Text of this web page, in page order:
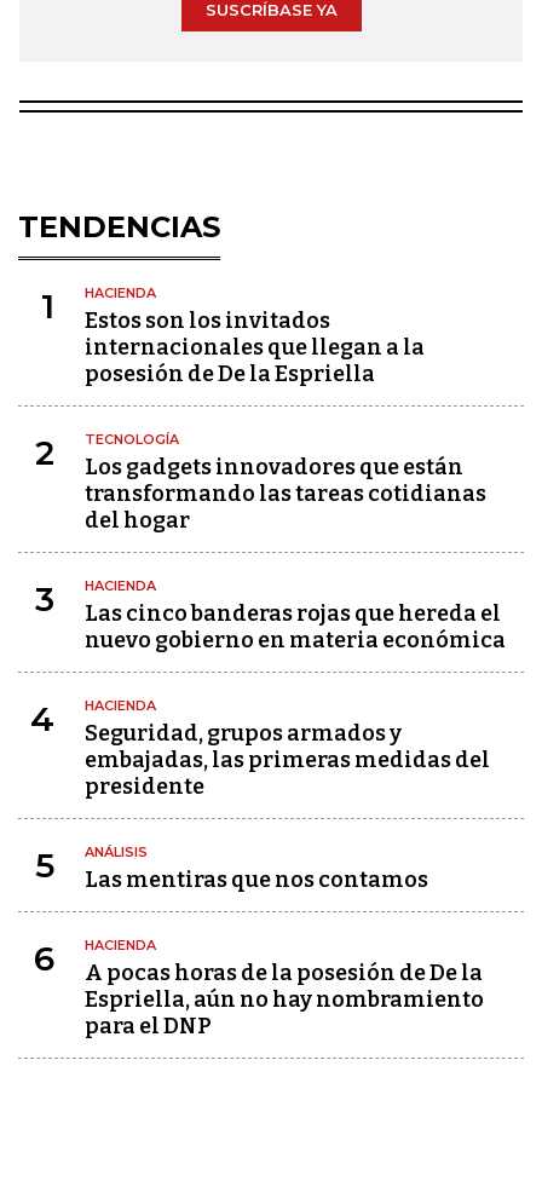
SUSCRÍBASE YA
TENDENCIAS
1 HACIENDA
Estos son los invitados
internacionales que llegan a la
posesión de De la Espriella
2 TECNOLOGÍA
Los gadgets innovadores que están
transformando las tareas cotidianas
del hogar
3 HACIENDA
Las cinco banderas rojas que hereda el
nuevo gobierno en materia económica
4 HACIENDA
Seguridad, grupos armados y
embajadas, las primeras medidas del
presidente
5 ANÁLISIS
Las mentiras que nos contamos
6 HACIENDA
A pocas horas de la posesión de De la
Espriella, aún no hay nombramiento
para el DNP